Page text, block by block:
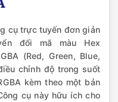
cụ trực tuyến đơn giản
đổi mã màu Hex
(Red, Green, Blue,
chỉnh độ trong suốt
kèm theo một bản
cụ này hữu ích cho